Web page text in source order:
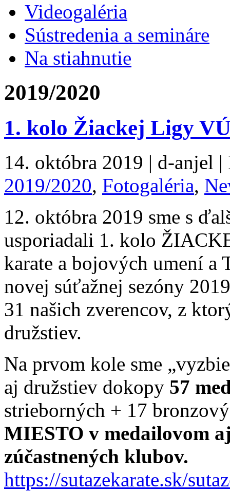
Videogaléria
Sústredenia a semináre
Na stiahnutie
2019/2020
1. kolo Žiackej Ligy
14. októbra 2019 | d-anjel
2019/2020, Fotogaléria,
12. októbra 2019 sme s
usporiadali 1. kolo
karate a bojových umení a
novej súťažnej sezóny
31 našich zverencov, z
družstiev.
Na prvom kole sme
aj družstiev dokopy 57
strieborných + 17
MIESTO v medailovom
zúčastnených klubov.
https://sutazekarate.sk/